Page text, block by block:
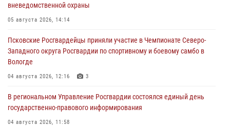
вневедомственной охраны
05 августа 2026, 14:14
Псковские Росгвардейцы приняли участие в Чемпионате Северо-
Западного округа Росгвардии по спортивному и боевому самбо в
Вологде
04 августа 2026, 12:16 3
В региональном Управление Росгвардии состоялся единый день
государственно-правового информирования
04 августа 2026, 11:58